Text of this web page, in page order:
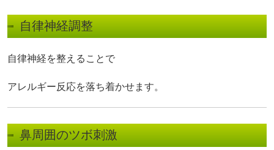
自律神経調整
自律神経を整えることで
アレルギー反応を落ち着かせます。
鼻周囲のツボ刺激